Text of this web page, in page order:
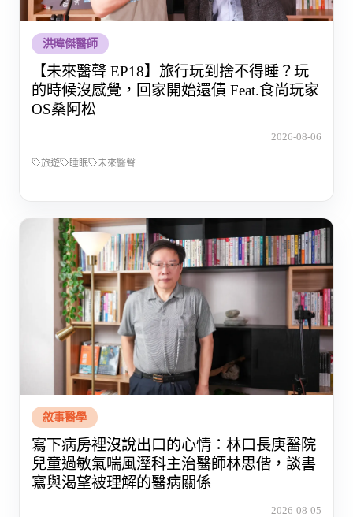
洪暐傑醫師
【未來醫聲 EP18】旅行玩到捨不得睡？玩
的時候沒感覺，回家開始還債 Feat.食尚玩家
OS桑阿松
2026-08-06
旅遊 睡眠 未來醫聲
敘事醫學
寫下病房裡沒說出口的心情：林口長庚醫院
兒童過敏氣喘風溼科主治醫師林思偕，談書
寫與渴望被理解的醫病關係
2026-08-05